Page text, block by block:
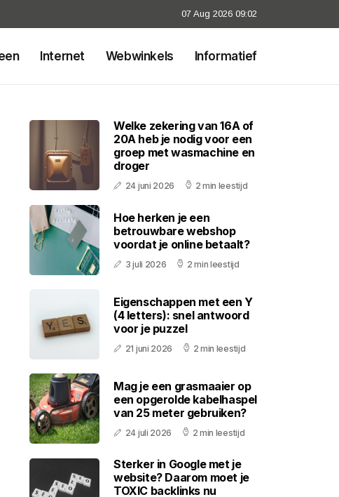
07 Aug 2026 09:02
Internet Webwinkels Informatief
Welke zekering van 16A of
20A heb je nodig voor een
groep met wasmachine en
droger
24 juni 2026 2 min leestijd
Hoe herken je een
betrouwbare webshop
voordat je online betaalt?
3 juli 2026 2 min leestijd
Eigenschappen met een Y
(4 letters): snel antwoord
voor je puzzel
21 juni 2026 2 min leestijd
Mag je een grasmaaier op
een opgerolde kabelhaspel
van 25 meter gebruiken?
24 juli 2026 2 min leestijd
Sterker in Google met je
website? Daarom moet je
TOXIC backlinks nu